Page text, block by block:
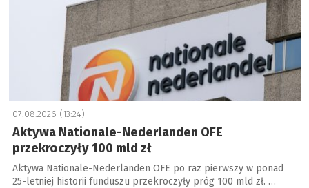
07.08.2026 (13:24)
Aktywa Nationale-Nederlanden OFE
przekroczyły 100 mld zł
Aktywa Nationale-Nederlanden OFE po raz pierwszy w ponad
25-letniej historii funduszu przekroczyły próg 100 mld zł. …